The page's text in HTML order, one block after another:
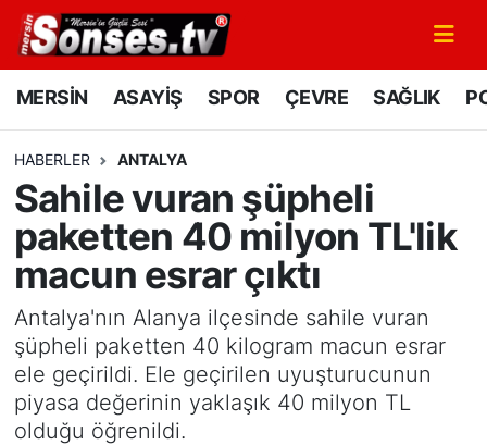
MERSİN ASAYİŞ SPOR ÇEVRE SAĞLIK
HABERLER ANTALYA
Sahile vuran şüpheli
paketten 40 milyon TL'lik
macun esrar çıktı
Antalya'nın Alanya ilçesinde sahile vuran
şüpheli paketten 40 kilogram macun esrar
ele geçirildi. Ele geçirilen uyuşturucunun
piyasa değerinin yaklaşık 40 milyon TL
olduğu öğrenildi.
MERSİN
SPOR
GÜNÜN MANŞETİ
DÜNYA
KÜLTÜR - SANAT
MAGAZİN
Mersin Nöbetçi Eczaneler
Mersin Namaz Vakitleri
Mersin Trafik Yoğunluk Haritası
Süper Lig Puan Durumu ve Fikstür
Tüm Manşetler
Son Dakika Haberleri